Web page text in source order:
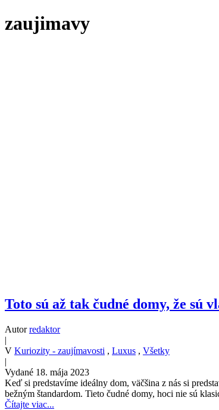
zaujimavy
Toto sú až tak čudné domy, že sú
Autorredaktor
|
V Kuriozity - zaujímavosti , Luxus , Všetky
|
Vydané 18. mája 2023
Keď si predstavíme ideálny dom, väčšina z nás si
bežným štandardom. Tieto čudné domy, hoci nie sú
Čítajte viac...